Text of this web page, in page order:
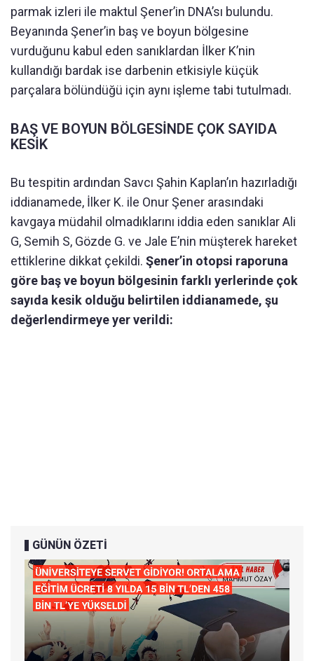
parmak izleri ile maktul Şener’in DNA’sı bulundu.
Beyanında Şener’in baş ve boyun bölgesine
vurduğunu kabul eden sanıklardan İlker K’nin
kullandığı bardak ise darbenin etkisiyle küçük
parçalara bölündüğü için aynı işleme tabi tutulmadı.
BAŞ VE BOYUN BÖLGESİNDE ÇOK SAYIDA
KESİK
Bu tespitin ardından Savcı Şahin Kaplan’ın hazırladığı
iddianamede, İlker K. ile Onur Şener arasındaki
kavgaya müdahil olmadıklarını iddia eden sanıklar Ali
G, Semih S, Gözde G. ve Jale E’nin müşterek hareket
ettiklerine dikkat çekildi. Şener’in otopsi raporuna
göre baş ve boyun bölgesinin farklı yerlerinde çok
sayıda kesik olduğu belirtilen iddianamede, şu
değerlendirmeye yer verildi:
GÜNÜN ÖZETİ